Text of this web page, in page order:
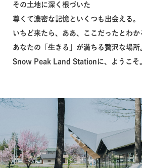
その⼟地に深く根づいた
尊くて濃密な記憶といくつも出会える。
いちど来たら、ああ、ここだったとわか
あなたの「⽣きる」が満ちる贅沢な場所
Snow Peak Land Stationに、ようこそ